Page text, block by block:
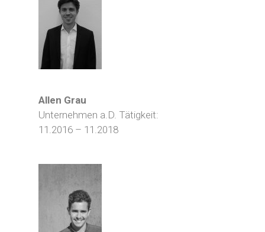
Allen Grau
Unternehmen a.D. Tätigkeit:
11.2016 – 11.2018